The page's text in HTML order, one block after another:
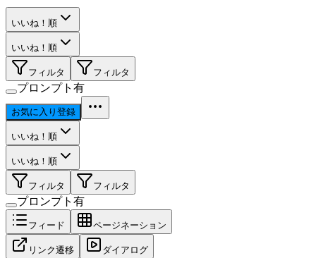
いいね！順
いいね！順
フィルタ フィルタ
プロンプト有
お気に入り登録
いいね！順
いいね！順
フィルタ フィルタ
プロンプト有
フィード ページネーション
リンク遷移 ダイアログ